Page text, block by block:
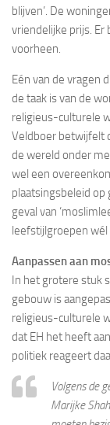
blijven’. De
vriendelijke prijs. Er
voorheen.
Eén van de vragen
de taak is van de
religieus-culturele
Veldboer betwijfelt
de wereld onder
wel een
plaatsingsbeleid op
geval van
leefstijlgroepen wél
Aanpassen aan
In het grotere stuk
gebouw is
religieus-culturele
dat EH het heeft
politiek reageert
Volgens de
Marijke